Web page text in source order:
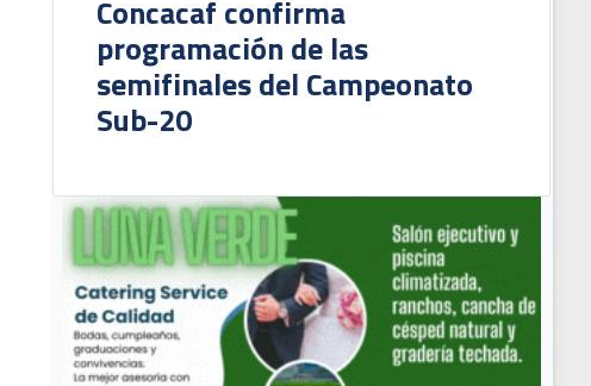
Concacaf confirma
programación de las
semifinales del Campeonato
Sub-20